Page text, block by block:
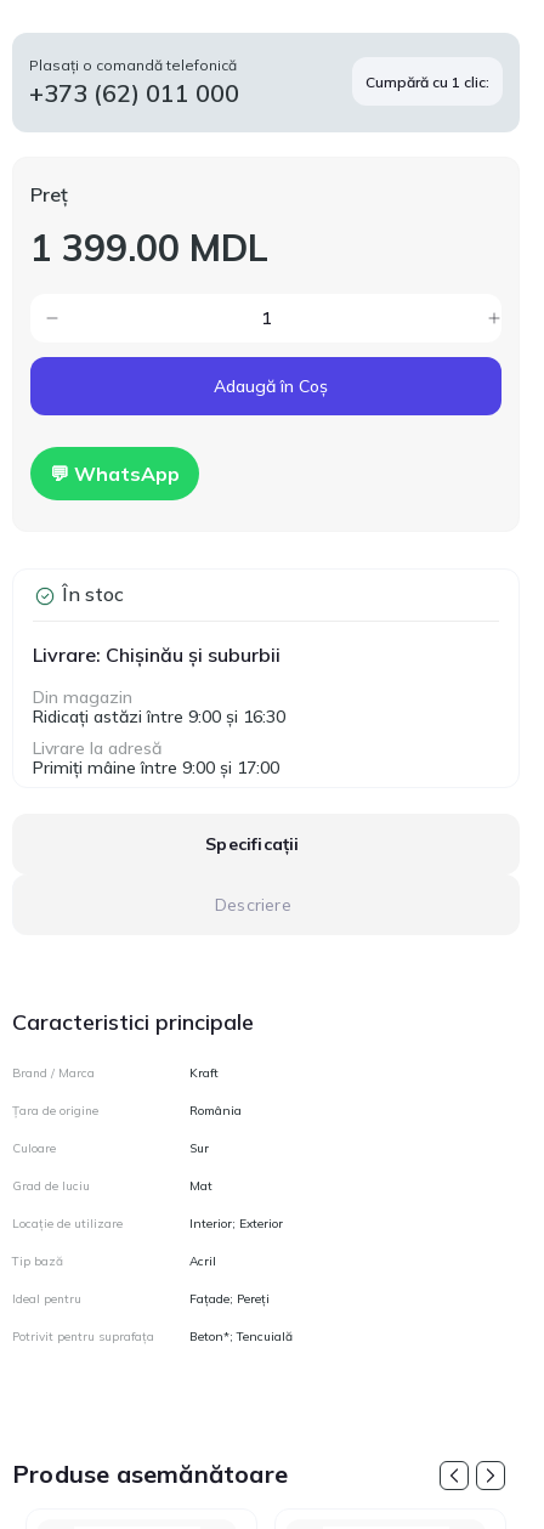
Plasați o comandă telefonică
+373 (62) 011 000 Cumpără cu 1 clic:
Preț
1 399.00 MDL
Adaugă în Coș
💬 WhatsApp
În stoc
Livrare: Chișinău și suburbii
Din magazin
Ridicați astăzi între 9:00 și 16:30
Livrare la adresă
Primiți mâine între 9:00 și 17:00
Specificații
Descriere
Caracteristici principale
Brand / Marca Kraft
Țara de origine România
Culoare Sur
Grad de luciu Mat
Locație de utilizare Interior; Exterior
Tip bază Acril
Ideal pentru Fațade; Pereți
Potrivit pentru suprafața Beton*; Tencuială
Produse asemănătoare